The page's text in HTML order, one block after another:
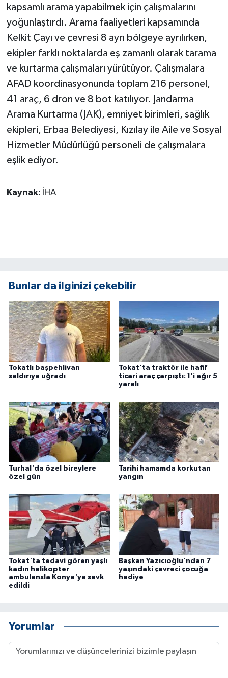
kapsamlı arama yapabilmek için çalışmalarını
yoğunlaştırdı. Arama faaliyetleri kapsamında
Kelkit Çayı ve çevresi 8 ayrı bölgeye ayrılırken,
ekipler farklı noktalarda eş zamanlı olarak tarama
ve kurtarma çalışmaları yürütüyor. Çalışmalara
AFAD koordinasyonunda toplam 216 personel,
41 araç, 6 dron ve 8 bot katılıyor. Jandarma
Arama Kurtarma (JAK), emniyet birimleri, sağlık
ekipleri, Erbaa Belediyesi, Kızılay ile Aile ve Sosyal
Hizmetler Müdürlüğü personeli de çalışmalara
eşlik ediyor.
Kaynak: İHA
Bunlar da ilginizi çekebilir
Tokatlı başpehlivan
saldırıya uğradı
Tokat'ta traktör ile hafif
ticari araç çarpıştı: 1'i ağır 5
yaralı
Turhal'da özel bireylere
özel gün
Tarihi hamamda korkutan
yangın
Tokat'ta tedavi gören yaşlı
kadın helikopter
ambulansla Konya'ya sevk
edildi
Başkan Yazıcıoğlu'ndan 7
yaşındaki çevreci çocuğa
hediye
Yorumlar
MAGAZİN
POLİTİKA
Sağlık
SİYASET
SPOR HABERLERİ
YEREL
Yerel Haberler